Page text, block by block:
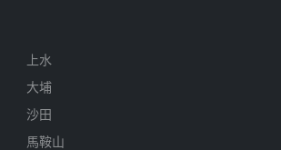
上水
大埔
沙田
馬鞍山